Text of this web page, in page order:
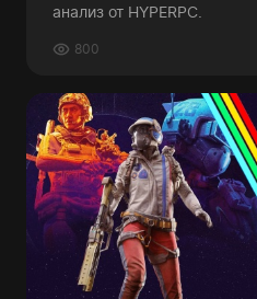
анализ от HYPERPC.
800